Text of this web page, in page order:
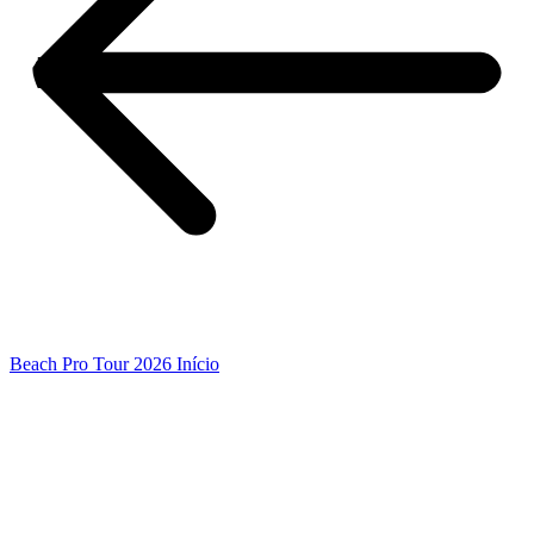
Beach Pro Tour 2026 Início